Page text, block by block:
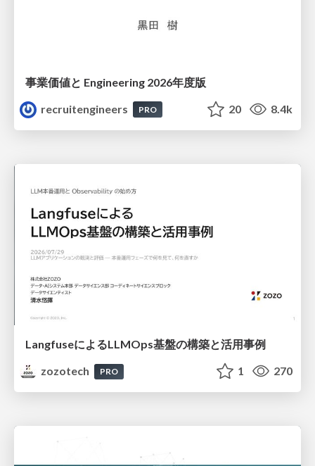
事業価値と Engineering 2026年度版
recruitengineers
PRO 20 8.4k
LangfuseによるLLMOps基盤の構築と活用事例
zozotech
PRO 1 270